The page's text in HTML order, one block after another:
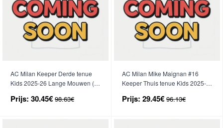
AC Milan Keeper Derde tenue
Kids 2025-26 Lange Mouwen (+
Prijs: 30.45€ 98.63€
AC Milan Mike Maignan #16
Keeper Thuis tenue Kids 2025-
Prijs: 29.45€ 96.13€